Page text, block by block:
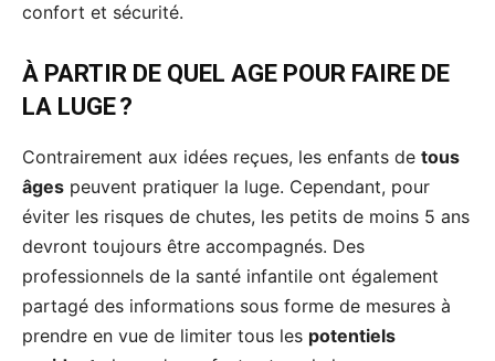
confort et sécurité.
À PARTIR DE QUEL AGE POUR FAIRE DE
LA LUGE ?
Contrairement aux idées reçues, les enfants de tous
âges peuvent pratiquer la luge. Cependant, pour
éviter les risques de chutes, les petits de moins 5 ans
devront toujours être accompagnés. Des
professionnels de la santé infantile ont également
partagé des informations sous forme de mesures à
prendre en vue de limiter tous les potentiels